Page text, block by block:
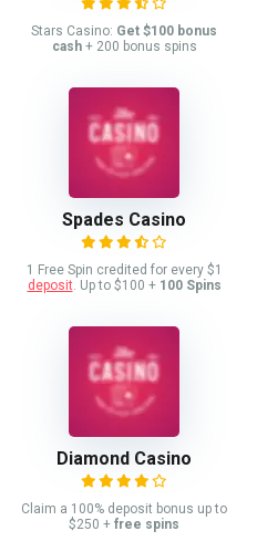
Stars Casino: Get $100 bonus
cash+ 200 bonus spins
Spades Casino
1 Free Spin credited for every $1
deposit. Up to $100 + 100 Spins
Diamond Casino
Claim a 100% deposit bonus up to
$250 + free spins